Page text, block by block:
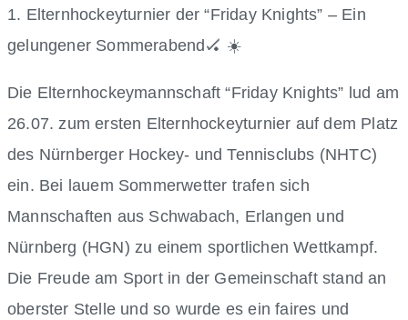
1. Elternhockeyturnier der “Friday Knights” – Ein
gelungener Sommerabend🏑 ☀️
Die Elternhockeymannschaft “Friday Knights” lud am
26.07. zum ersten Elternhockeyturnier auf dem Platz
des Nürnberger Hockey- und Tennisclubs (NHTC)
ein. Bei lauem Sommerwetter trafen sich
Mannschaften aus Schwabach, Erlangen und
Nürnberg (HGN) zu einem sportlichen Wettkampf.
Die Freude am Sport in der Gemeinschaft stand an
oberster Stelle und so wurde es ein faires und